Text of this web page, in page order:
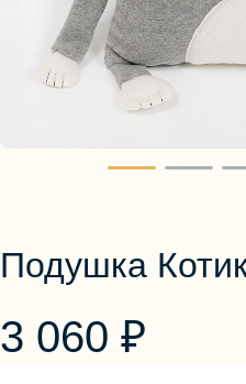
Блузы, толстовки
Пуловеры
Костюмы
Платья
Подушка
3 060 ₽